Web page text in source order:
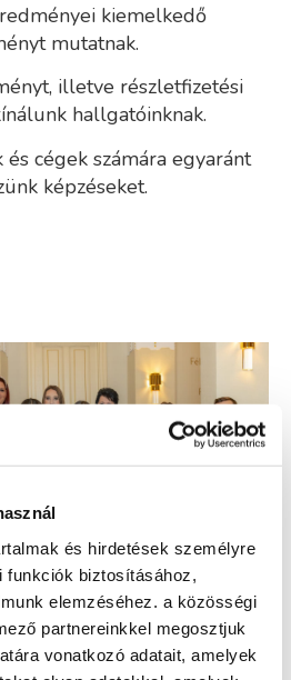
és hirdetések személyre
biztosításához,
elemzéséhez. a közösségi
partnereinkkel megosztjuk
vonatkozó adatait, amelyek
kiemelkedő
mutatnak.
illetve részletfizetési
hallgatóinknak.
cégek számára egyaránt
képzéseket.